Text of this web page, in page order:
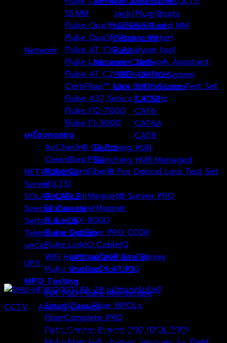
SS,MM
Fluke Qualifi OTDR SM and MM
Fluke Qualifi (Power Meter)
Fluke AT 10G, Analyzer tool
Fluke Linkrunner ,Network Assistant
Fluke AT G2 WiFi Analyzer
CertiFiber™ Max Optical Loss Test Set
Fluke 437 Series II 400Hz
Fluke FI2-7000
Fluke FI-3000
เครื่องทดสอบ
AirCheck® G3 Pro
CleanBlastPRO
Fluke CertiFiber® Pro Optical Loss Test Set
(OLTS)
NetAlly AirMagnet® Survey PRO
Ekahau HeatMapper
Fluke DSX-8000
Fluke OptiFiber PRO OTDR
Fluke LinkIQ CableIQ
WiFi Heatmap WiFi Site Survey
Fluke OneTouch AT 10G
MPO Testing
INX 700 Probe Microscope
SmartClass Fiber MPOLx
FiberComplete PRO
Data Center Expert 700 (DCX 700)
Network (136)
Jack/Plug/Boots
Network Tool
Patch cord
Rack
Network Cable
FIBER OPTIC System
LAN (UTP) System
CAT5E
CAT6
CAT6A
CAT8
Switching HUB
Switching HUB Managed
NETWORKING(1)
Server(0)
SOLAR CABLE(3)
Special Camera(27)
Switch & Hub(7)
Telephone System(1)
uncat(1)
UPS (0)
UPS (เครื่องสำรองไฟ)
แบตเตอรี่ for UPS
CCTV Analog Camera
DHU-HFW1200TLPA-28